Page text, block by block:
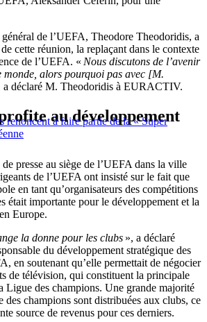
de l’UEFA, Theodore Theodoridis, a
cette réunion, la replaçant dans le contexte
de l’UEFA. « Nous discutons de l’avenir
alors pourquoi pas avec [M.
a déclaré M. Theodoridis à EURACTIV.
renoncent à faire partie de la « Super
au développement
presse au siège de l’UEFA dans la ville
de l’UEFA ont insisté sur le fait que
en tant qu’organisateurs des compétitions
était importante pour le développement et la
Europe.
la donne pour les clubs », a déclaré
du développement stratégique des
en soutenant qu’elle permettait de négocier
de télévision, qui constituent la principale
Ligue des champions. Une grande majorité
des champions sont distribuées aux clubs, ce
source de revenus pour ces derniers.